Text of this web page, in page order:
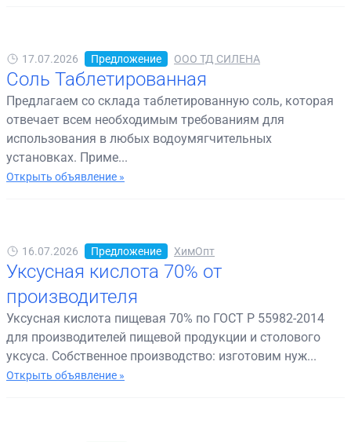
17.07.2026 Предложение ООО ТД СИЛЕНА
Соль Таблетированная
Предлагаем со склада таблетированную соль, которая
отвечает всем необходимым требованиям для
использования в любых водоумягчительных
установках. Приме...
Открыть объявление »
16.07.2026 Предложение ХимОпт
Уксусная кислота 70% от
производителя
Уксусная кислота пищевая 70% по ГОСТ Р 55982-2014
для производителей пищевой продукции и столового
уксуса. Собственное производство: изготовим нуж...
Открыть объявление »